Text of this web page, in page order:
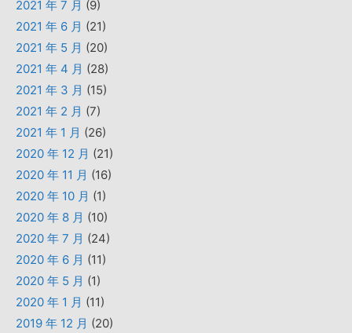
2021 年 7 月 (9)
2021 年 6 月 (21)
2021 年 5 月 (20)
2021 年 4 月 (28)
2021 年 3 月 (15)
2021 年 2 月 (7)
2021 年 1 月 (26)
2020 年 12 月 (21)
2020 年 11 月 (16)
2020 年 10 月 (1)
2020 年 8 月 (10)
2020 年 7 月 (24)
2020 年 6 月 (11)
2020 年 5 月 (1)
2020 年 1 月 (11)
2019 年 12 月 (20)